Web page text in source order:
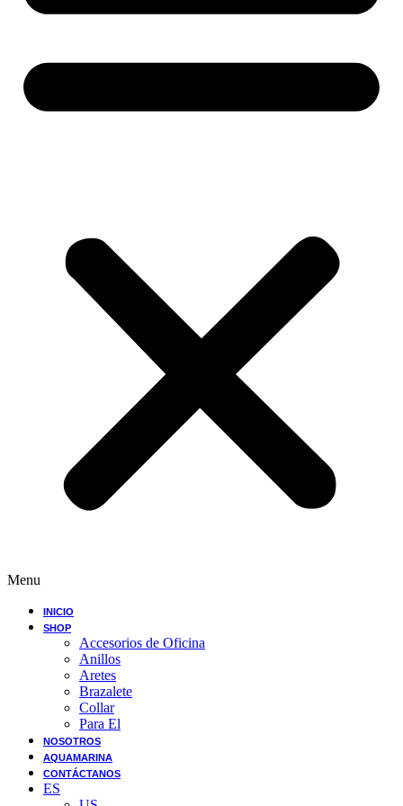
Menu
INICIO
SHOP
Accesorios de Oficina
Anillos
Aretes
Brazalete
Collar
Para El
NOSOTROS
AQUAMARINA
CONTÁCTANOS
ES